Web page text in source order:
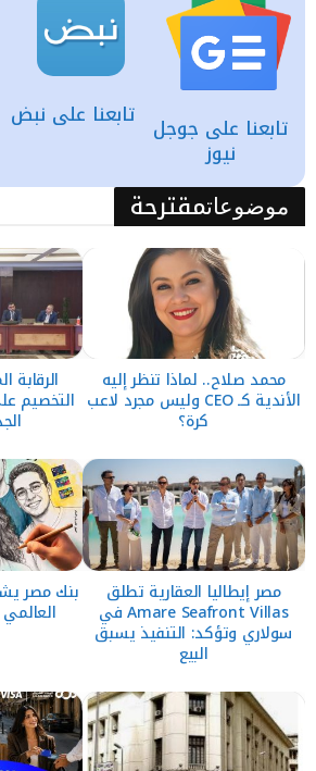
تابعنا على نبض تابعنا على جوجل
نيوز
موضوعاتمقترحة
محمد صلاح.. لماذا تنظر إليه
الأندية كـ CEO وليس مجرد لاعب
كرة؟
الرقابة
التخصيم
مصر إيطاليا العقارية تطلق
Amare Seafront Villas في
سولاري وتؤكد: التنفيذ يسبق
البيع
بنك مصر